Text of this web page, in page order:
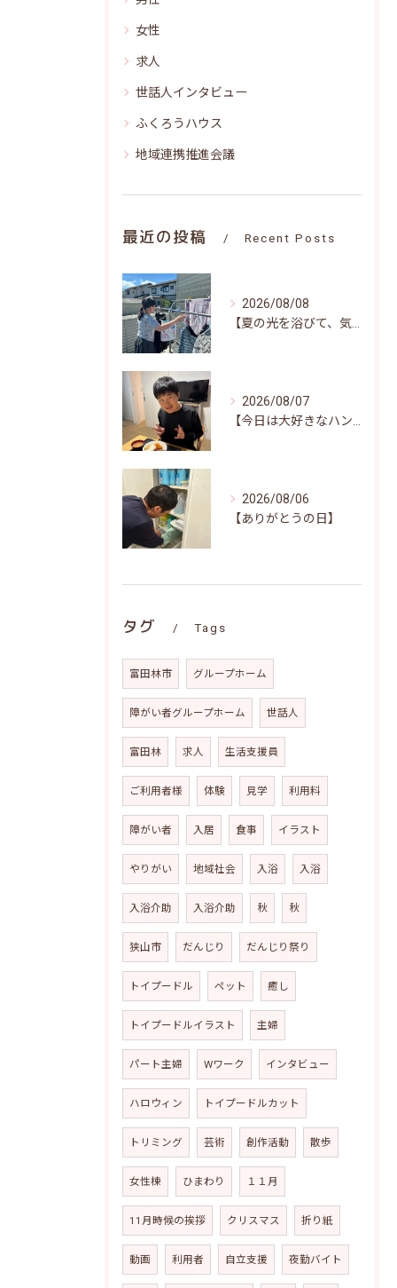
女性
求人
世話人インタビュー
ふくろうハウス
地域連携推進会議
最近の投稿 Recent Posts
2026/08/08
2026/08/07
2026/08/06
【ありがとうの日】
タグ Tags
富田林市 グループホーム
障がい者グループホーム 世話人
富田林 求人 生活支援員
ご利用者様 体験 見学 利用料
障がい者 入居 食事 イラスト
やりがい 地域社会 入浴 入浴
入浴介助 入浴介助 秋 秋
狭山市 だんじり だんじり祭り
トイプードル ペット 癒し
トイプードルイラスト 主婦
パート主婦 Wワーク インタビュー
ハロウィン トイプードルカット
トリミング 芸術 創作活動 散歩
女性棟 ひまわり １１月
11月時候の挨拶 クリスマス 折り紙
動画 利用者 自立支援 夜勤バイト